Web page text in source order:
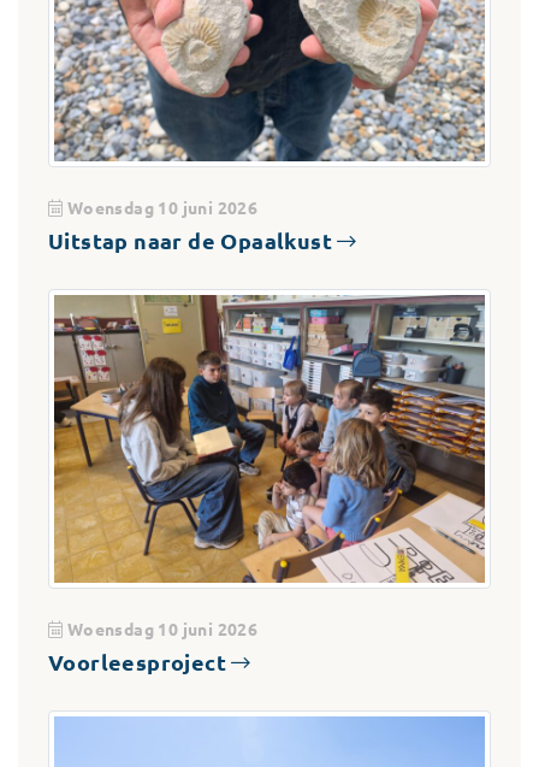
Woensdag 10 juni 2026
Uitstap naar de Opaalkust
Woensdag 10 juni 2026
Voorleesproject